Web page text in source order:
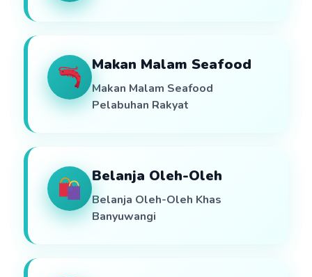
Makan Malam Seafood
Makan Malam Seafood
Pelabuhan Rakyat
Belanja Oleh-Oleh
Belanja Oleh-Oleh Khas
Banyuwangi